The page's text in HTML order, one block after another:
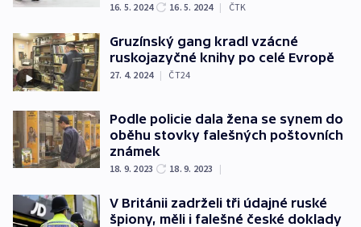
16. 5. 2024 16. 5. 2024 | ČTK
Gruzínský gang kradl vzácné
ruskojazyčné knihy po celé Evropě
27. 4. 2024 | ČT24
Podle policie dala žena se synem do
oběhu stovky falešných poštovních
známek
18. 9. 2023 18. 9. 2023 |
V Británii zadrželi tři údajné ruské
špiony, měli i falešné české doklady